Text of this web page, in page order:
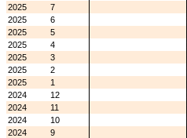
2025
7
2025
6
2025
5
2025
4
2025
3
2025
2
2025
1
2024
12
2024
11
2024
10
2024
9